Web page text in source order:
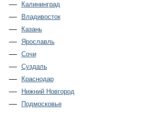
Калининград
Владивосток
Казань
Ярославль
Сочи
Суздаль
Краснодар
Нижний Новгород
Подмосковье